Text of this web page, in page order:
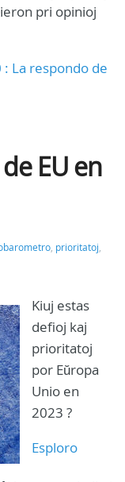
pri opinioj
La respondo de
EU en
prioritatoj
Kiuj estas
defioj kaj
prioritatoj
por Eŭropa
Unio en
2023 ?
Esploro